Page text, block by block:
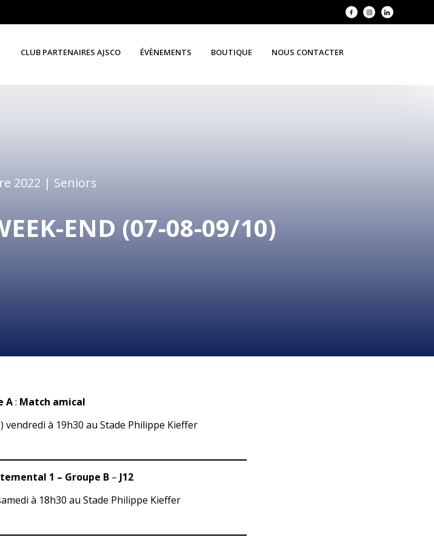
CLUB PARTENAIRES AJSCO ÉVÈNEMENTS BOUTIQUE NOUS CONTACTER
2022 | Seniors
END (07-08-09/10)
A: Match amical
vendredi à 19h30 au Stade Philippe Kieffer
1 – Groupe B– J12
à 18h30 au Stade Philippe Kieffer